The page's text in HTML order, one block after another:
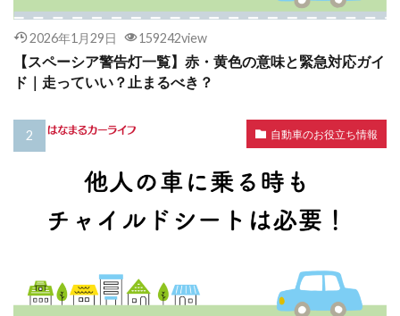
2026年1月29日 159242view
【スペーシア警告灯一覧】赤・黄色の意味と緊急対応ガイ
ド｜走っていい？止まるべき？
自動車のお役立ち情報